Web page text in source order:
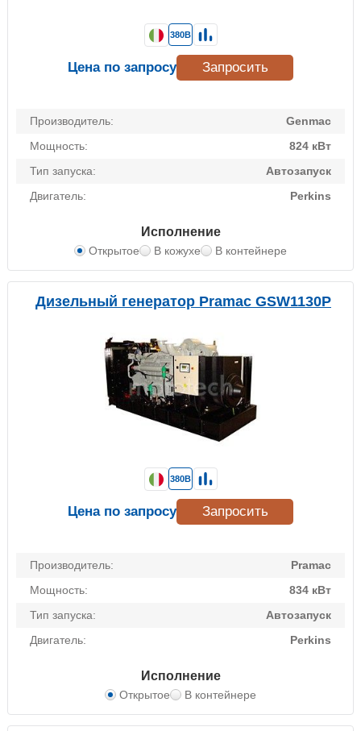
Производитель:
Genmac
Мощность:
824 кВт
Тип запуска:
Автозапуск
Двигатель:
Perkins
Исполнение
Открытое В кожухе В контейнере
380В
Цена по запросу Запросить
Дизельный генератор Pramac GSW1130P
Производитель:
Pramac
Мощность:
834 кВт
Тип запуска:
Автозапуск
Двигатель:
Perkins
Исполнение
Открытое В контейнере
380В
Цена по запросу Запросить